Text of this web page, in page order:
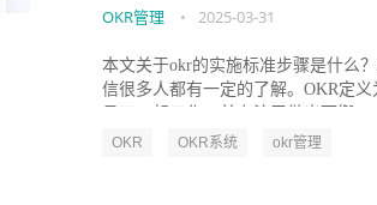
OKR管理 • 2025-03-31
本文关于okr的实施标准步骤是什么
信很多人都有一定的了解。OKR定
OKR OKR系统 okr管理